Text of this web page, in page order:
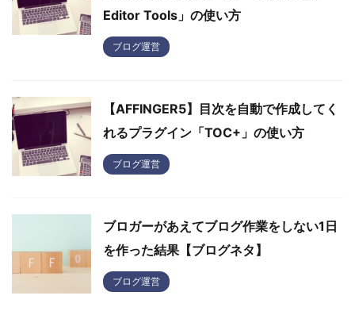
Editor Tools」の使い方
ブログ運営
【AFFINGER5】目次を自動で作成してく
れるプラグイン「TOC+」の使い方
ブログ運営
ブロガーがあえてブログ作業をしない1日
を作った結果【ブログネタ】
ブログ運営